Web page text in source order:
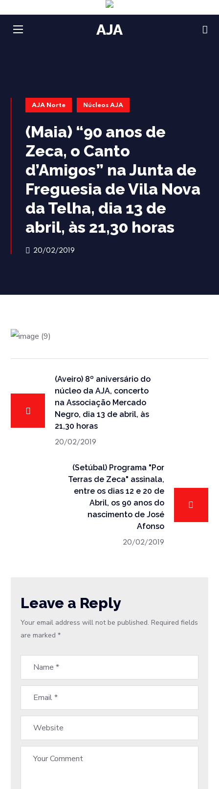
AJA
AJA Norte Núcleos AJA
(Maia) “90 anos de
Zeca, o Canto
d’Amigos” na Junta de
Freguesia de Vila Nova
da Telha, dia 13 de
abril, às 21,30 horas
20/02/2019
(Aveiro) 8º aniversário do
núcleo da AJA, concerto
na Associação Mercado
Negro, dia 13 de abril, às
21,30 horas
20/02/2019
(Setúbal) Programa "Por
Terras de Zeca" assinala,
entre os dias 12 e 20 de
Abril, os 90 anos do
nascimento de José
Afonso
20/02/2019
Leave a Reply
Your email address will not be published. Required fields
are marked*